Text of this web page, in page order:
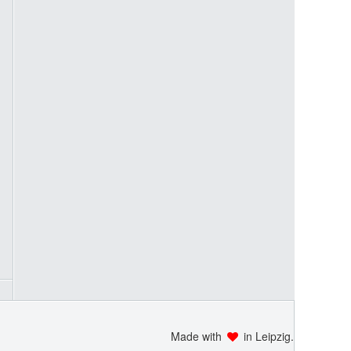
Made with
in Leipzig.